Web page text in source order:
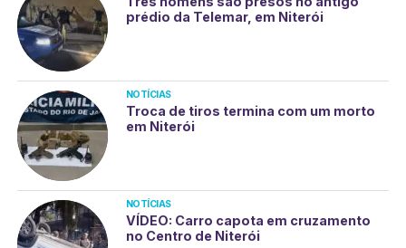
prédio da Telemar, em Niterói
NOTÍCIAS
Troca de tiros termina com um morto
em Niterói
NOTÍCIAS
VÍDEO: Carro capota em cruzamento
no Centro de Niterói